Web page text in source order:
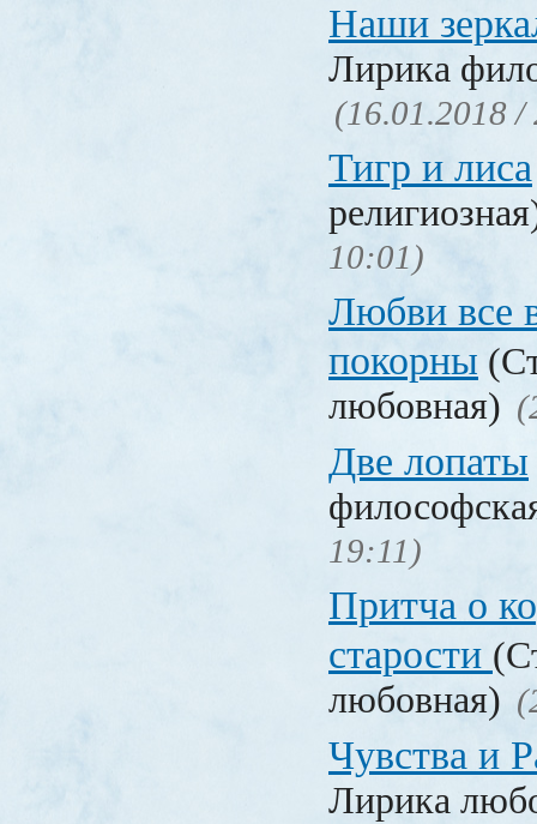
Наши
Лирика
(16.01.2018 /
Тигр и лиса
10:01)
Любви все
покорны
любовная)
Две лопаты
19:11)
Притча о
старости
любовная)
Чувства и
Лирика